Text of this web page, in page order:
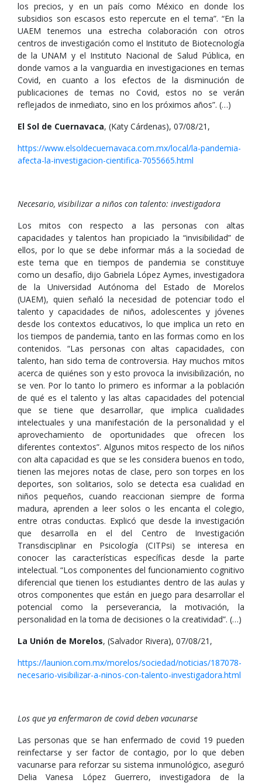
los precios, y en un país como México en donde los
subsidios son escasos esto repercute en el tema”. “En la
UAEM tenemos una estrecha colaboración con otros
centros de investigación como el Instituto de Biotecnología
de la UNAM y el Instituto Nacional de Salud Pública, en
donde vamos a la vanguardia en investigaciones en temas
Covid, en cuanto a los efectos de la disminución de
publicaciones de temas no Covid, estos no se verán
reflejados de inmediato, sino en los próximos años”. (…)
El Sol de Cuernavaca, (Katy Cárdenas), 07/08/21,
https://www.elsoldecuernavaca.com.mx/local/la-pandemia-
afecta-la-investigacion-cientifica-7055665.html
Necesario, visibilizar a niños con talento: investigadora
Los mitos con respecto a las personas con altas
capacidades y talentos han propiciado la “invisibilidad” de
ellos, por lo que se debe informar más a la sociedad de
este tema que en tiempos de pandemia se constituye
como un desafío, dijo Gabriela López Aymes, investigadora
de la Universidad Autónoma del Estado de Morelos
(UAEM), quien señaló la necesidad de potenciar todo el
talento y capacidades de niños, adolescentes y jóvenes
desde los contextos educativos, lo que implica un reto en
los tiempos de pandemia, tanto en las formas como en los
contenidos. “Las personas con altas capacidades, con
talento, han sido tema de controversia. Hay muchos mitos
acerca de quiénes son y esto provoca la invisibilización, no
se ven. Por lo tanto lo primero es informar a la población
de qué es el talento y las altas capacidades del potencial
que se tiene que desarrollar, que implica cualidades
intelectuales y una manifestación de la personalidad y el
aprovechamiento de oportunidades que ofrecen los
diferentes contextos”. Algunos mitos respecto de los niños
con alta capacidad es que se les considera buenos en todo,
tienen las mejores notas de clase, pero son torpes en los
deportes, son solitarios, solo se detecta esa cualidad en
niños pequeños, cuando reaccionan siempre de forma
madura, aprenden a leer solos o les encanta el colegio,
entre otras conductas. Explicó que desde la investigación
que desarrolla en el del Centro de Investigación
Transdisciplinar en Psicología (CITPsi) se interesa en
conocer las características específicas desde la parte
intelectual. “Los componentes del funcionamiento cognitivo
diferencial que tienen los estudiantes dentro de las aulas y
otros componentes que están en juego para desarrollar el
potencial como la perseverancia, la motivación, la
personalidad en la toma de decisiones o la creatividad”. (…)
La Unión de Morelos, (Salvador Rivera), 07/08/21,
https://launion.com.mx/morelos/sociedad/noticias/187078-
necesario-visibilizar-a-ninos-con-talento-investigadora.html
Los que ya enfermaron de covid deben vacunarse
Las personas que se han enfermado de covid 19 pueden
reinfectarse y ser factor de contagio, por lo que deben
vacunarse para reforzar su sistema inmunológico, aseguró
Delia Vanesa López Guerrero, investigadora de la